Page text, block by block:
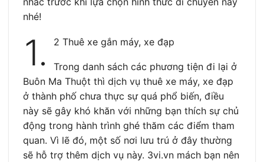
nhé!
1. 2 Thuê xe gắn máy, xe đạp
Trong danh sách các phương tiện đi lại ở
Buôn Ma Thuột thì dịch vụ thuê xe máy, xe đạp
ở thành phố chưa thực sự quá phổ biến, điều
này sẽ gây khó khăn với những bạn thích sự chủ
động trong hành trình ghé thăm các điểm tham
quan. Vì lẽ đó, một số nơi lưu trú ở đây thường
sẽ hỗ trợ thêm dịch vụ này. 3vi.vn mách bạn nên